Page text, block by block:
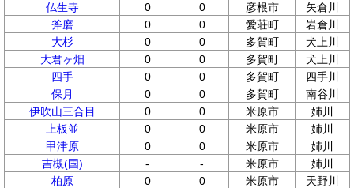
仏生寺
0 0 彦根市
矢倉川
斧磨
0 0 愛荘町
岩倉川
大杉
0 0 多賀町
犬上川
大君ヶ畑
0 0 多賀町
犬上川
四手
0 0 多賀町
四手川
保月
0 0 多賀町
南谷川
伊吹山三合目
0 0 米原市
姉川
上板並
0 0 米原市
姉川
甲津原
0 0 米原市
姉川
吉槻(国)
- - 米原市
姉川
柏原
0 0 米原市
天野川